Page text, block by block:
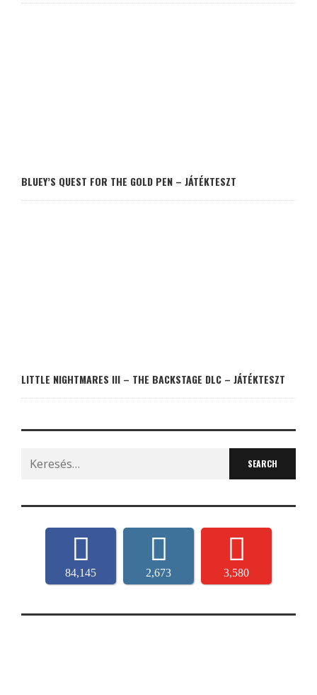
BLUEY’S QUEST FOR THE GOLD PEN – JÁTÉKTESZT
LITTLE NIGHTMARES III – THE BACKSTAGE DLC – JÁTÉKTESZT
Search
for:
84,145 2,673 3,580